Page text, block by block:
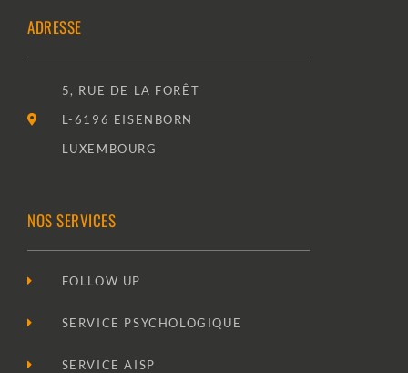
ADRESSE
5, RUE DE LA FORÊT
L-6196 EISENBORN
LUXEMBOURG
NOS SERVICES
FOLLOW UP
SERVICE PSYCHOLOGIQUE
SERVICE AISP